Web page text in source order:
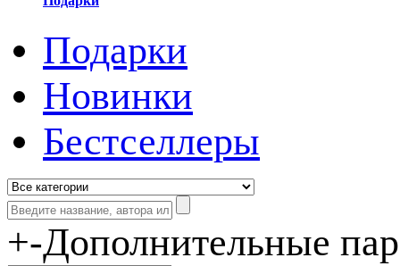
Подарки
Новинки
Бестселлеры
+-Дополнительные